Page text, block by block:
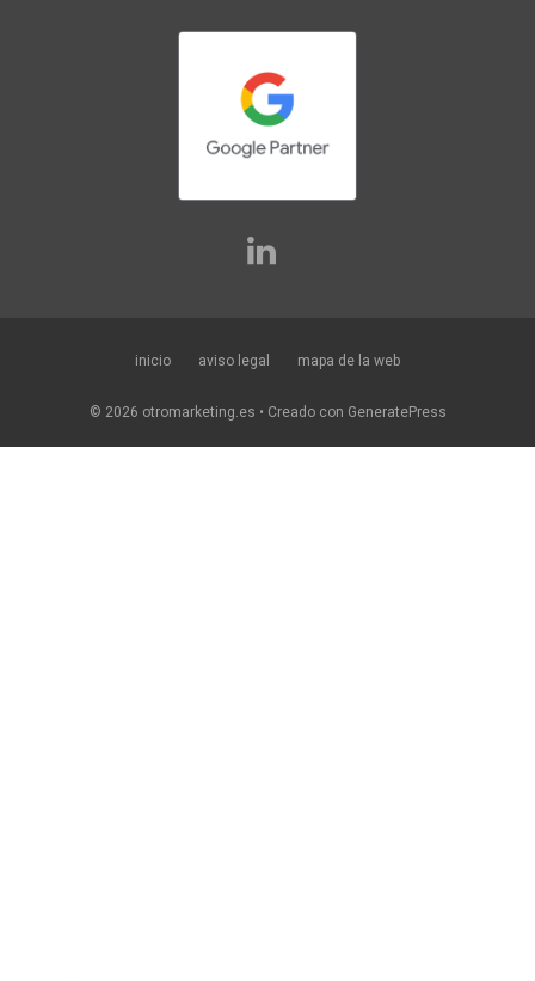
inicio aviso legal mapa de la web
© 2026 otromarketing.es • Creado con GeneratePress